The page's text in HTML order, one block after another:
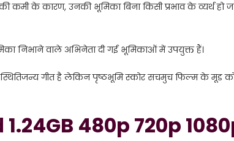
के कारण, उनकी भूमिका बिना किसी प्रभाव के व्यर्थ हो
निभाने वाले अभिनेता दी गई भूमिकाओं में उपयुक्त हैं।
स्थितिजन्य गीत है लेकिन पृष्ठभूमि स्कोर सचमुच फिल्म के मूड
480p 720p